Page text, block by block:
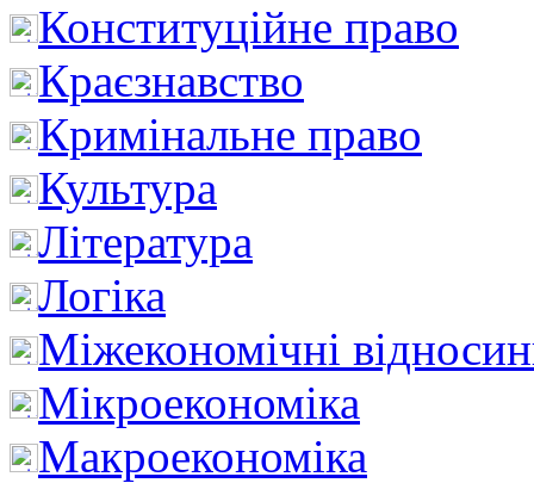
Конституційне право
Краєзнавство
Кримінальне право
Культура
Література
Логіка
Міжекономічні
Мікроекономіка
Макроекономіка